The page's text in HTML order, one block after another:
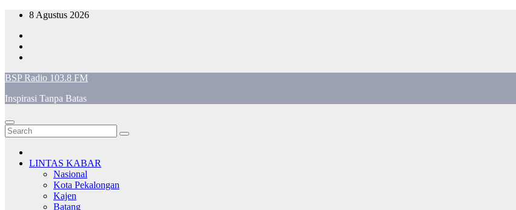
Skip
content
8 Agustus 2026
BSP Radio 103.8 FM
Inspirasi Tanpa Batas
LINTAS KABAR
Nasional
Kota Pekalongan
Kajen
Batang